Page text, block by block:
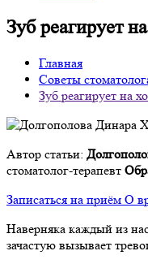
Зуб реагирует
Главная
Советы
Зуб реагирует на
Автор статьи:
стоматолог-терапевт
Записаться на приём О
Наверняка каждый из
зачастую вызывает